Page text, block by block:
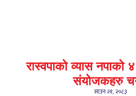
रास्वपाको व्यास नपाको
संयोजकहरु
साउन २१, २०८३